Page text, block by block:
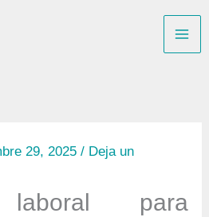
29, 2025/ Deja un
laboral para